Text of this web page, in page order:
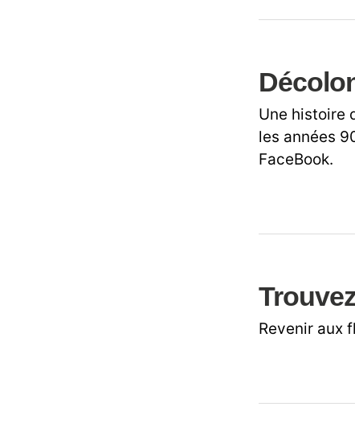
Une histoire
les années
FaceBook.
Revenir aux